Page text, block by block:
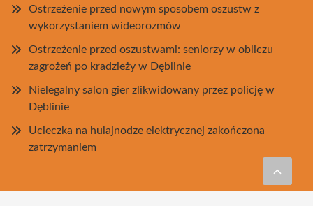
Ostrzeżenie przed nowym sposobem oszustw z
wykorzystaniem wideorozmów
Ostrzeżenie przed oszustwami: seniorzy w obliczu
zagrożeń po kradzieży w Dęblinie
Nielegalny salon gier zlikwidowany przez policję w
Dęblinie
Ucieczka na hulajnodze elektrycznej zakończona
zatrzymaniem